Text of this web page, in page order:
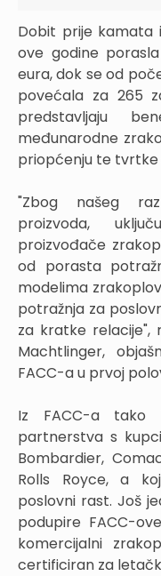
Dobit prije kamata
ove godine
eura, dok se od
povećala za 265
predstavljaju
međunarodne
priopćenju te tvrtke
"Zbog našeg
proizvoda,
proizvođače
od porasta
modelima
potražnja za
za kratke relacije",
Machtlinger,
FACC-a u prvoj
Iz FACC-a tako
partnerstva s
Bombardier,
Rolls Royce, a
poslovni rast. Još
podupire FACC-
komercijalni
certificiran za